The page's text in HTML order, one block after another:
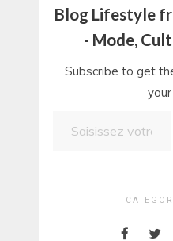
Blog Lifestyle
- Mode,
Subscribe to get